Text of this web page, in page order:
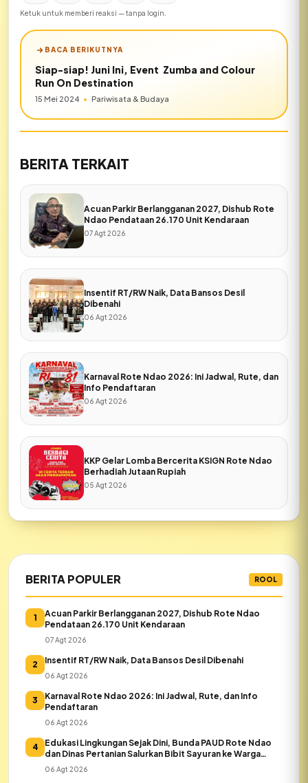
Ketuk untuk memberi reaksi — tanpa login.
BACA BERIKUTNYA
Siap-siap! Juni Ini, Event Zumba and Colour
Run On Destination
15 Mei 2024 • Pariwisata & Budaya
BERITA TERKAIT
Acuan Parkir Berlangganan 2027, Dishub Rote
Ndao Pendataan 26.170 Unit Kendaraan
07 Agt 2026
Insentif RT/RW Naik, Data Bansos Desil
Dibenahi
06 Agt 2026
Karnaval Rote Ndao 2026: Ini Jadwal, Rute, dan
Info Pendaftaran
06 Agt 2026
KKP Gelar Lomba Bercerita KSIGN Rote Ndao
Berhadiah Jutaan Rupiah
05 Agt 2026
BERITA POPULER ROOL
1
Acuan Parkir Berlangganan 2027, Dishub Rote Ndao
Pendataan 26.170 Unit Kendaraan
07 Agt 2026
2 Insentif RT/RW Naik, Data Bansos Desil Dibenahi
06 Agt 2026
3
Karnaval Rote Ndao 2026: Ini Jadwal, Rute, dan Info
Pendaftaran
06 Agt 2026
4
Edukasi Lingkungan Sejak Dini, Bunda PAUD Rote Ndao
dan Dinas Pertanian Salurkan Bibit Sayuran ke Warga
Daeloni
06 Agt 2026